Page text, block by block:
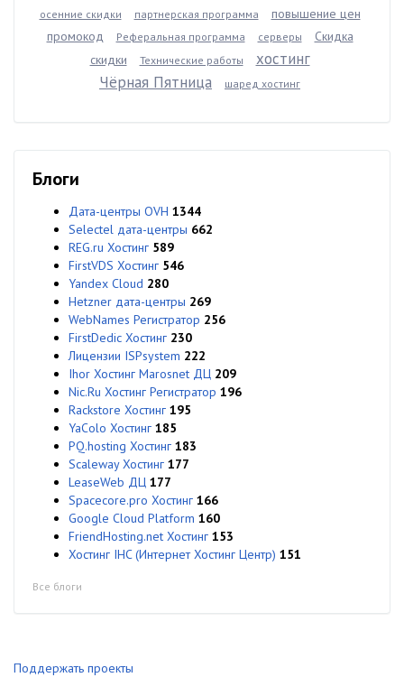
осенние скидки партнерская программа
повышение цен
промокод
Реферальная программа серверы
Скидка
скидки
Технические работы
хостинг
Чёрная Пятница
шаред хостинг
Блоги
Дата-центры OVH 1344
Selectel дата-центры 662
REG.ru Хостинг 589
FirstVDS Хостинг 546
Yandex Cloud 280
Hetzner дата-центры 269
WebNames Регистратор 256
FirstDedic Хостинг 230
Лицензии ISPsystem 222
Ihor Хостинг Marosnet ДЦ 209
Nic.Ru Хостинг Регистратор 196
Rackstore Хостинг 195
YaColo Хостинг 185
PQ.hosting Хостинг 183
Scaleway Хостинг 177
LeaseWeb ДЦ 177
Spacecore.pro Хостинг 166
Google Cloud Platform 160
FriendHosting.net Хостинг 153
Хостинг IHC (Интернет Хостинг Центр) 151
Все блоги
Поддержать проекты